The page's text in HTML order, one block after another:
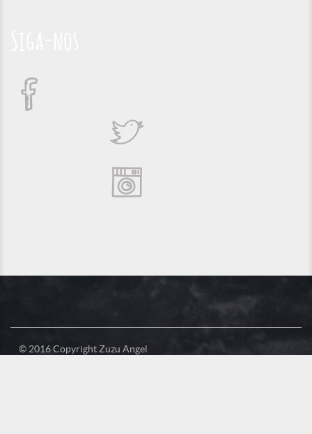
© 2016 Copyright Zuzu Angel